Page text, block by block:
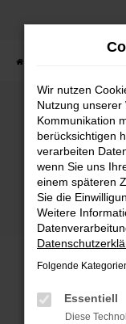
Zum
Fehler:
Beim Laden ist
Hier sind ein
Überprüfe
Laden
Prüfe
Manche
Wir nutzen
Nutzung
Kommunikation
berücksichtigen
verarbeiten
wenn Sie uns
einem späteren
Sie die
Weitere
Folgende
Essentiell
Diese